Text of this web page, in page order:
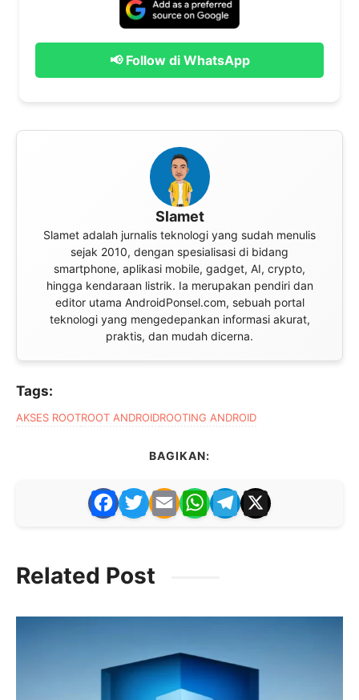
📢 Follow di WhatsApp
Slamet
Slamet adalah jurnalis teknologi yang sudah menulis
sejak 2010, dengan spesialisasi di bidang
smartphone, aplikasi mobile, gadget, AI, crypto,
hingga kendaraan listrik. Ia merupakan pendiri dan
editor utama AndroidPonsel.com, sebuah portal
teknologi yang mengedepankan informasi akurat,
praktis, dan mudah dicerna.
Tags:
AKSES ROOTROOT ANDROIDROOTING ANDROID
BAGIKAN:
F
a
e
k
T
w
er
E
m
l
W
h
p
p
T
el
m
X
Related Post